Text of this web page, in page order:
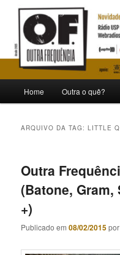
Pular
conteúdo
principal
Pular
conteúdo
secundárioOutra
Novidades e curiosidades de
principal
Home Outra o quê?
ARQUIVO DA TAG:LITTLE
Outra
(Batone, Gram,
+)
Publicado em08/02/2015